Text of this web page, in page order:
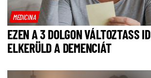
MEDICINA
EZEN A 3 DOLGON VÁLTOZTASS
ELKERÜLD A DEMENCIÁT